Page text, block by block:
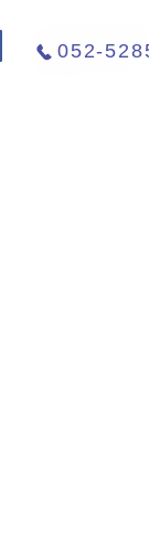
052-